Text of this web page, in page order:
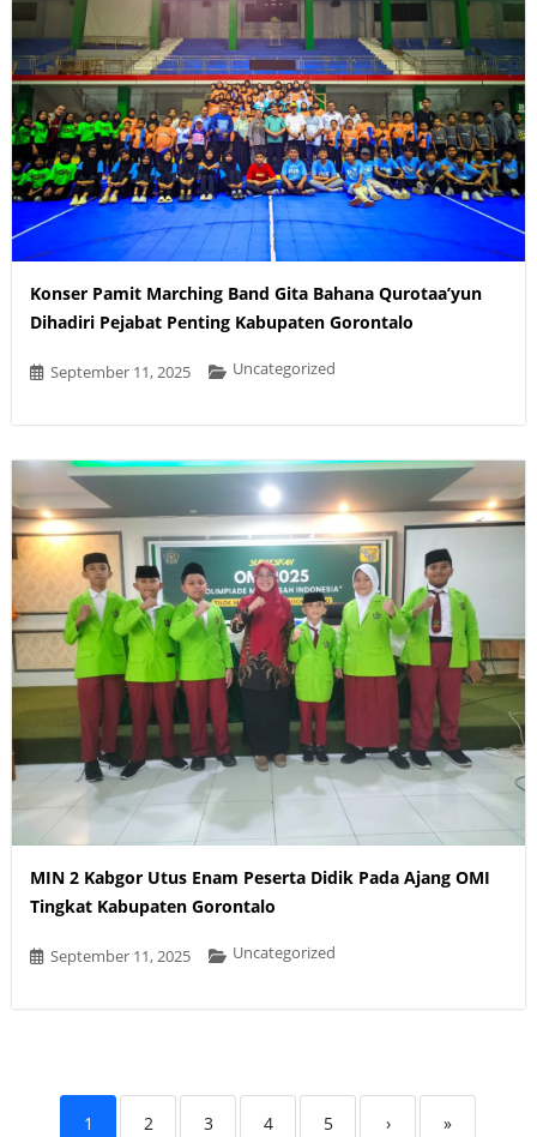
Konser Pamit Marching Band Gita Bahana Qurotaa’yun
Dihadiri Pejabat Penting Kabupaten Gorontalo
September 11, 2025 Uncategorized
MIN 2 Kabgor Utus Enam Peserta Didik Pada Ajang OMI
Tingkat Kabupaten Gorontalo
September 11, 2025 Uncategorized
1 2 3 4 5 › »